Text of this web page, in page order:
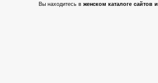
Вы находитесь вженском каталоге сайтов